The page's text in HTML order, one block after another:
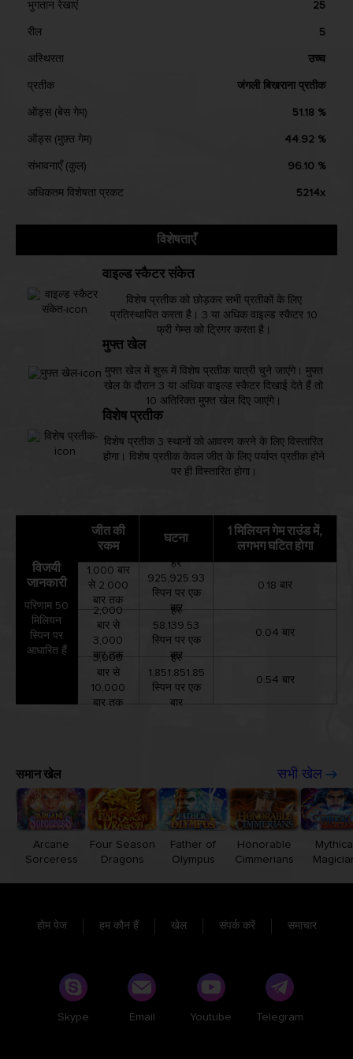
भुगतान रेखाएं 25
रील 5
अस्थिरता उच्च
प्रतीक जंगली बिखराना प्रतीक
ऑड्स (बेस गेम) 51.18 %
ऑड्स (मुफ़्त गेम) 44.92 %
संभावनाएँ (कुल) 96.10 %
अधिकतम विशेषता प्रकट 5214x
विशेषताएँ
वाइल्ड स्कैटर संकेत
विशेष प्रतीक को छोड़कर सभी प्रतीकों के लिए
प्रतिस्थापित करता है। 3 या अधिक वाइल्ड स्कैटर 10
फ्री गेम्स को ट्रिगर करता है।
मुफ्त खेल
मुफ्त खेल में शुरू में विशेष प्रतीक यात्री चुने जाएंगे। मुफ्त
खेल के दौरान 3 या अधिक वाइल्ड स्कैटर दिखाई देते हैं तो
10 अतिरिक्त मुफ्त खेल दिए जाएंगे।
विशेष प्रतीक
विशेष प्रतीक 3 स्थानों को आवरण करने के लिए विस्तारित
होगा। विशेष प्रतीक केवल जीत के लिए पर्याप्त प्रतीक होने
पर ही विस्तारित होगा।
विजयी
जानकारी
परिणाम 50
मिलियन
स्पिन पर
आधारित हैं
जीत की
रकम
1,000 बार
से 2,000
बार तक
2,000
बार से
3,000
बार तक
3,000
बार से
10,000
बार तक
घटना
हर
925,925.93
स्पिन पर एक
बार
हर
58,139.53
स्पिन पर एक
बार
हर
1,851,851.85
स्पिन पर एक
बार
1 मिलियन गेम राउंड में,
लगभग घटित होगा
0.18 बार
0.04 बार
0.54 बार
समान खेल सभी खेल
Arcane
Sorceress
Four Season
Dragons
Father of
Olympus
Honorable
Cimmerians
होम पेज हम कौन हैं खेल संपर्क करें समाचार
Skype Email Youtube Telegram